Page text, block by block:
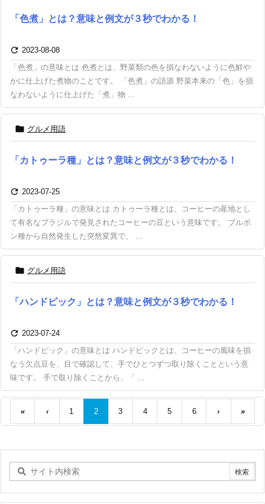
「色煮」とは？意味と例文が３秒でわかる！
 2023-08-08
「色煮」の意味とは 色煮とは、野菜類の色を損なわないように色鮮や
かに仕上げた煮物のことです。 「色煮」の語源 野菜本来の「色」を損
なわないように仕上げた「煮」物 ...
 グルメ用語
「カトゥーラ種」とは？意味と例文が３秒でわかる！
 2023-07-25
「カトゥーラ種」の意味とは カトゥーラ種とは、コーヒーの産地とし
て有名なブラジルで発見されたコーヒーの豆という意味です。 ブルボ
ン種から自然発生した突然変異で、 ...
 グルメ用語
「ハンドピック」とは？意味と例文が３秒でわかる！
 2023-07-24
「ハンドピック」の意味とは ハンドピックとは、コーヒーの風味を損
なう欠点豆を、目で確認して、手でひとつずつ取り除くことという意
味です。 手で取り除くことから、「 ...
« ‹ 1 2 3 4 5 6 › »